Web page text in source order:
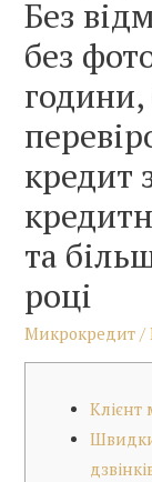
Без
без
години,
кредит
та
році
Микрокредит /
Клієнт